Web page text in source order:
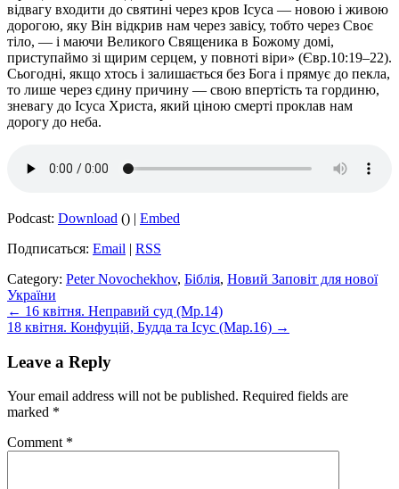
відвагу входити до святині через кров Ісуса — новою і живою
дорогою, яку Він відкрив нам через завісу, тобто через Своє
тіло, — і маючи Великого Священика в Божому домі,
приступаймо зі щирим серцем, у повноті віри» (Євр.10:19–22).
Сьогодні, якщо хтось і залишається без Бога і прямує до пекла,
то лише через єдину причину — свою впертість та гординю,
зневагу до Ісуса Христа, який ціною смерті проклав нам
дорогу до неба.
Podcast: Download () | Embed
Подписаться: Email | RSS
Category: Peter Novochekhov, Біблія, Новий Заповіт для нової
України
Post
navigation
← 16 квітня. Неправий суд (Мр.14)
18 квітня. Конфуцій, Будда та Ісус (Мар.16) →
Leave a Reply
Your email address will not be published. Required fields are
marked *
Comment *